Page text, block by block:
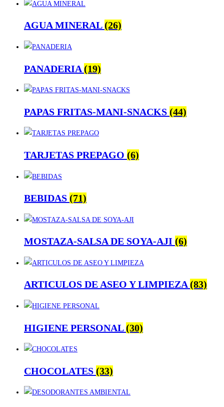
AGUA MINERAL(26)
PANADERIA(19)
PAPAS FRITAS-MANI-SNACKS (44)
TARJETAS PREPAGO (6)
BEBIDAS (71)
MOSTAZA-SALSA DE SOYA-AJI (6)
ARTICULOS DE ASEO Y LIMPIEZA(83)
HIGIENE PERSONAL(30)
CHOCOLATES (33)